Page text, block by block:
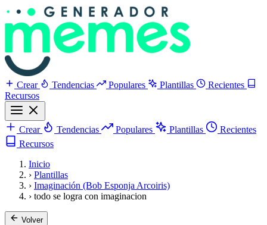
Crear Tendencias Populares Plantillas
Recientes
Recursos
Crear Tendencias Populares Plantillas
Recientes
Recursos
Inicio
› Plantillas
› Imaginación (Bob Esponja Arcoiris)
› todo se logra con imaginacion
Volver